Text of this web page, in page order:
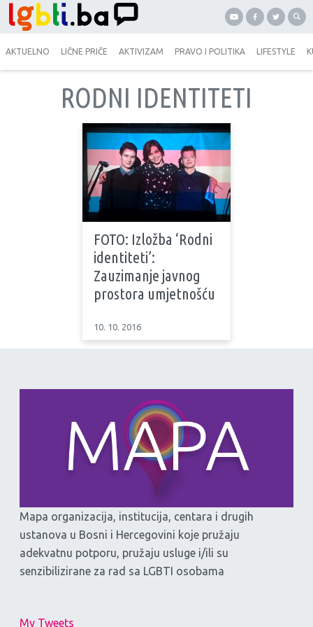
AKTUELNO LIČNE PRIČE AKTIVIZAM PRAVO I POLITIKA LIFESTYLE
RODNI IDENTITETI
FOTO: Izložba ‘Rodni
identiteti’:
Zauzimanje javnog
prostora umjetnošću
10. 10. 2016
Mapa organizacija, institucija, centara i drugih
ustanova u Bosni i Hercegovini koje pružaju
adekvatnu potporu, pružaju usluge i/ili su
senzibilizirane za rad sa LGBTI osobama
My Tweets